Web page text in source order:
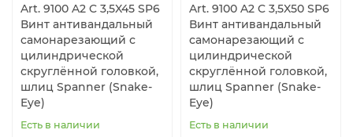
Art. 9100 A2 C 3,5X45 SP6
Винт антивандальный
самонарезающий с
цилиндрической
скруглённой головкой,
шлиц Spanner (Snake-
Eye)
Есть в наличии
Art. 9100 A2 C 3,5X50 SP6
Винт антивандальный
самонарезающий с
цилиндрической
скруглённой головкой,
шлиц Spanner (Snake-
Eye)
Есть в наличии